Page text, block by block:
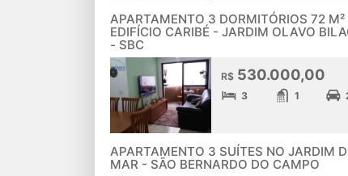
APARTAMENTO 3 DORMITÓRIOS 72 M²
EDIFÍCIO CARIBÉ - JARDIM OLAVO
- SBC
R$530.000,00
3 1
APARTAMENTO 3 SUÍTES NO JARDIM
MAR - SÃO BERNARDO DO CAMPO